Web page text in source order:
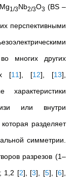
1/3Nb2/3O3 (BS –
перспективными
многих других
[11] [12] [13]
характеристики
или внутри
разделяет
симметрии.
разрезов (1–
1,2 [2] [3] [5] [6]